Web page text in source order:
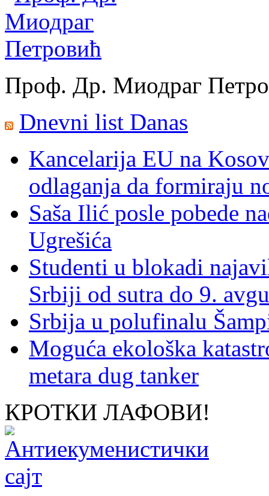
Проф. Др. Миодраг
Dnevni list Danas
Kancelarija EU na
odlaganja da formiraju
Saša Ilić posle pobede
Ugrešića
Studenti u blokadi
Srbiji od sutra do 9.
Srbija u polufinalu
Moguća ekološka
metara dug tanker
КРОТКИ ЛАФОВИ!